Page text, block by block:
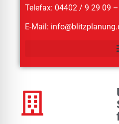
Telefax: 04402 / 9 29 09
E-Mail: